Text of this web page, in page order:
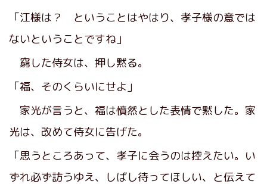
「江様は？ ということはやはり、孝子様の意では
ないということですね」
窮した侍女は、押し黙る。
「福、そのくらいにせよ」
家光が言うと、福は憤然とした表情で黙した。家
光は、改めて侍女に告げた。
「思うところあって、孝子に会うのは控えたい。い
ずれ必ず訪うゆえ、しばし待ってほしい、と伝えて